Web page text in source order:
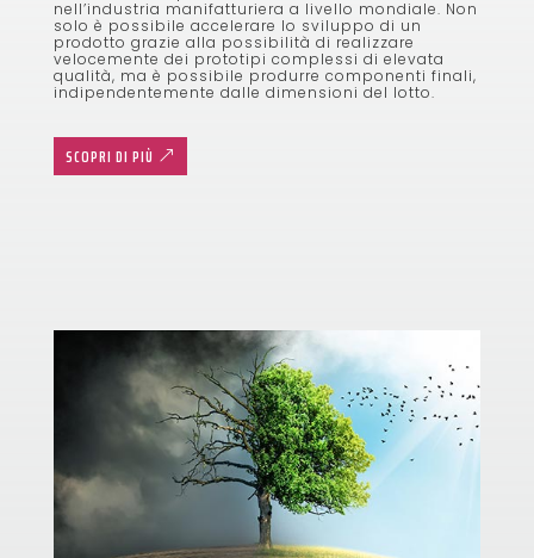
nell’industria manifatturiera a livello mondiale. Non
solo è possibile accelerare lo sviluppo di un
prodotto grazie alla possibilità di realizzare
velocemente dei prototipi complessi di elevata
qualità, ma è possibile produrre componenti finali,
indipendentemente dalle dimensioni del lotto.
SCOPRI DI PIÙ